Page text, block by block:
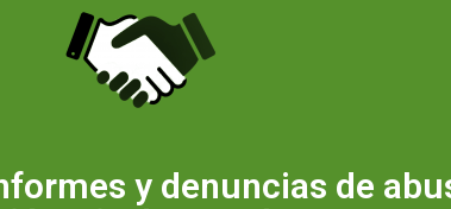
y denuncias de